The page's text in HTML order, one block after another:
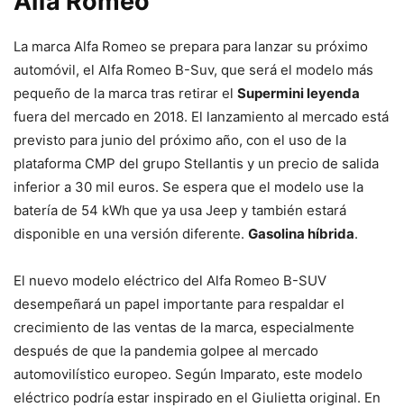
La marca Alfa Romeo se prepara para lanzar su próximo
automóvil, el Alfa Romeo B-Suv, que será el modelo más
pequeño de la marca tras retirar el Supermini leyenda
fuera del mercado en 2018. El lanzamiento al mercado está
previsto para junio del próximo año, con el uso de la
plataforma CMP del grupo Stellantis y un precio de salida
inferior a 30 mil euros. Se espera que el modelo use la
batería de 54 kWh que ya usa Jeep y también estará
disponible en una versión diferente. Gasolina híbrida.
El nuevo modelo eléctrico del Alfa Romeo B-SUV
desempeñará un papel importante para respaldar el
crecimiento de las ventas de la marca, especialmente
después de que la pandemia golpee al mercado
automovilístico europeo. Según Imparato, este modelo
eléctrico podría estar inspirado en el Giulietta original. En